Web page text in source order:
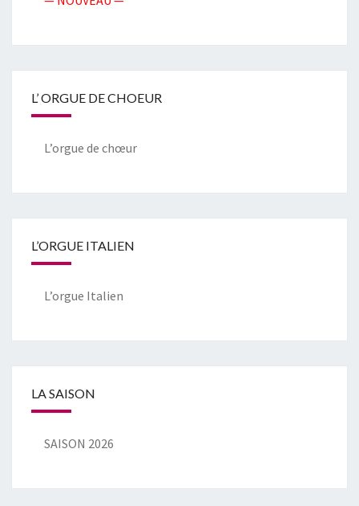
L’ ORGUE DE CHOEUR
L’orgue de chœur
L’ORGUE ITALIEN
L’orgue Italien
LA SAISON
SAISON 2026